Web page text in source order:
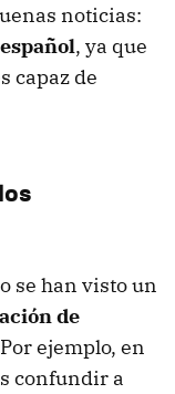
noticias:
, ya que
capaz de
se han visto un
de
ejemplo, en
confundir a